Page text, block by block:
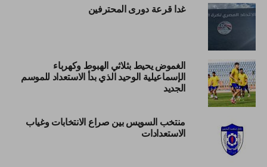
غدا قرعة دورى المحترفين
الغموض يحيط بثلاثي الهبوط وكهرباء
الإسماعيلية الوحيد الذي بدأ الاستعداد للموسم
الجديد
منتخب السويس بين صراع الانتخابات وغياب
الاستعدادات